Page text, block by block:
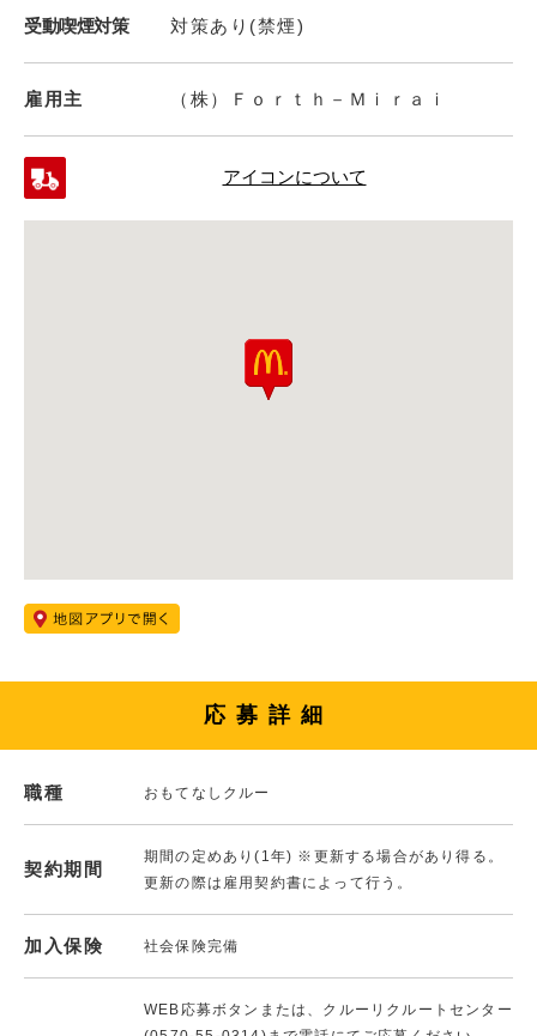
受動喫煙対策 対策あり(禁煙)
雇用主 （株）Ｆｏｒｔｈ－Ｍｉｒａｉ
アイコンについて
応募詳細
職種 おもてなしクルー
契約期間
期間の定めあり(1年) ※更新する場合があり得る。
更新の際は雇用契約書によって行う。
加入保険 社会保険完備
WEB応募ボタンまたは、クルーリクルートセンター